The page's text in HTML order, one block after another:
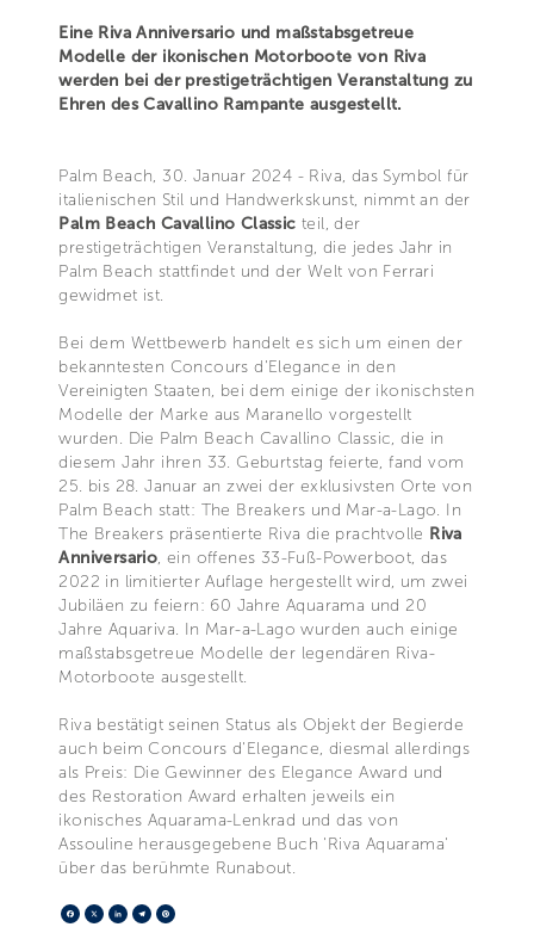
Eine Riva Anniversario und maßstabsgetreue
Modelle der ikonischen Motorboote von Riva
werden bei der prestigeträchtigen Veranstaltung zu
Ehren des Cavallino Rampante ausgestellt.
Palm Beach, 30. Januar 2024 - Riva, das Symbol für
italienischen Stil und Handwerkskunst, nimmt an der
Palm Beach Cavallino Classic teil, der
prestigeträchtigen Veranstaltung, die jedes Jahr in
Palm Beach stattfindet und der Welt von Ferrari
gewidmet ist.
Bei dem Wettbewerb handelt es sich um einen der
bekanntesten Concours d'Elegance in den
Vereinigten Staaten, bei dem einige der ikonischsten
Modelle der Marke aus Maranello vorgestellt
wurden. Die Palm Beach Cavallino Classic, die in
diesem Jahr ihren 33. Geburtstag feierte, fand vom
25. bis 28. Januar an zwei der exklusivsten Orte von
Palm Beach statt: The Breakers und Mar-a-Lago. In
The Breakers präsentierte Riva die prachtvolle Riva
Anniversario, ein offenes 33-Fuß-Powerboot, das
2022 in limitierter Auflage hergestellt wird, um zwei
Jubiläen zu feiern: 60 Jahre Aquarama und 20
Jahre Aquariva. In Mar-a-Lago wurden auch einige
maßstabsgetreue Modelle der legendären Riva-
Motorboote ausgestellt.
Riva bestätigt seinen Status als Objekt der Begierde
auch beim Concours d'Elegance, diesmal allerdings
als Preis: Die Gewinner des Elegance Award und
des Restoration Award erhalten jeweils ein
ikonisches Aquarama-Lenkrad und das von
Assouline herausgegebene Buch 'Riva Aquarama'
über das berühmte Runabout.
Facebook
X LinkedIn
Telegram